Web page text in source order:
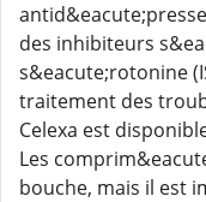
des inhibiteurs
s&eacute;rotonine
traitement des
Celexa est
Les
bouche, mais il est